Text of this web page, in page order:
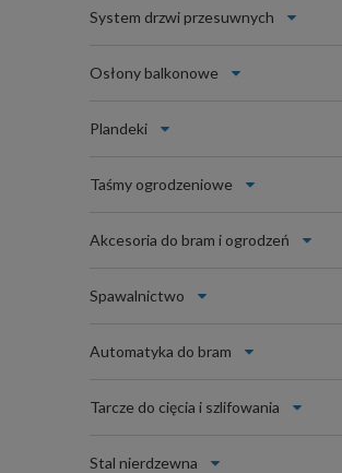
System drzwi przesuwnych
Osłony balkonowe
Plandeki
Taśmy ogrodzeniowe
Akcesoria do bram i ogrodzeń
Spawalnictwo
Automatyka do bram
Tarcze do cięcia i szlifowania
Stal nierdzewna